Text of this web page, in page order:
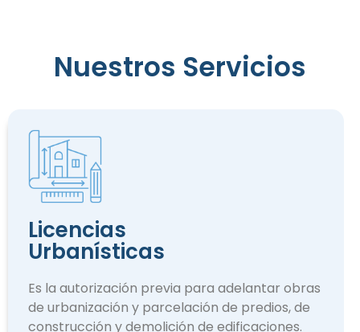
Reconocimiento
de
Nuestros Servicios
Licencias
Urbanísticas
Es la autorización previa para adelantar obras
de urbanización y parcelación de predios, de
construcción y demolición de edificaciones.